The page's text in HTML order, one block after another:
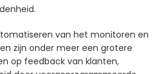
van het monitoren en
zijn onder meer een grotere
op feedback van klanten,